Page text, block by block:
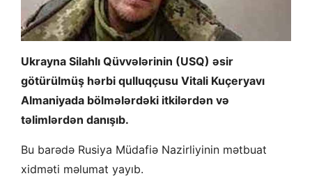
Ukrayna Silahlı Qüvvələrinin (USQ) əsir
götürülmüş hərbi qulluqçusu Vitali Kuçeryavı
Almaniyada bölmələrdəki itkilərdən və
təlimlərdən danışıb.
Bu barədə Rusiya Müdafiə Nazirliyinin mətbuat
xidməti məlumat yayıb.